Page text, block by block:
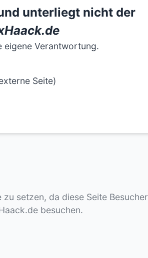
unterliegt nicht der
eigene Verantwortung.
Seite)
setzen, da diese Seite Besucher
besuchen.